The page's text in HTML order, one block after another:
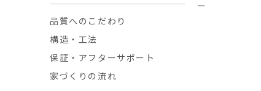
品質へのこだわり
構造・工法
保証・アフターサポート
家づくりの流れ
ー